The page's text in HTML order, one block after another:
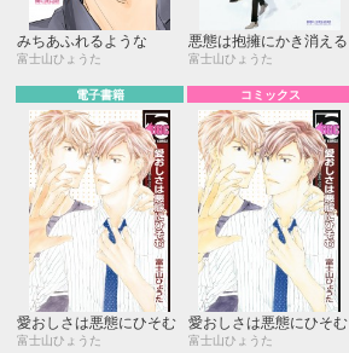
みちあふれるような
富士山ひょうた
悪態は抱擁にかき消える
富士山ひょうた
電子書籍
愛おしさは悪態にひそむ
富士山ひょうた
コミックス
愛おしさは悪態にひそむ
富士山ひょうた